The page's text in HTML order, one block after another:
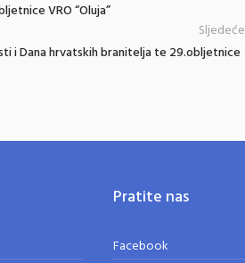
VRO “Oluja”
i Dana hrvatskih branitelja te 29.obljetnice
Sljedeće
Pratite nas
Facebook